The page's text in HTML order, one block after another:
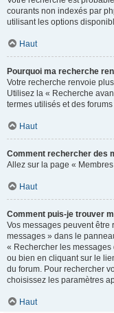
courants non indexés par
utilisant les options
Haut
Pourquoi ma recherche
Votre recherche renvoie
Utilisez la « Recherche
termes utilisés et des
Haut
Comment rechercher des
Allez sur la page «
Haut
Comment puis-je trouver
Vos messages peuvent être
messages » dans le
« Rechercher les messages
ou bien en cliquant sur le
du forum. Pour rechercher
choisissez les paramètres
Haut